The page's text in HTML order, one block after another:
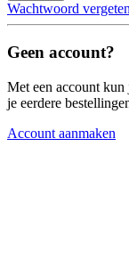
Wachtwoord
Geen account?
Met een account kun
je eerdere
Account aanmaken